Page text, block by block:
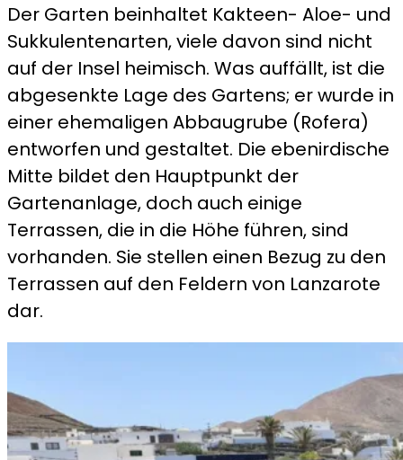
Der Garten beinhaltet Kakteen- Aloe- und
Sukkulentenarten, viele davon sind nicht
auf der Insel heimisch. Was auffällt, ist die
abgesenkte Lage des Gartens; er wurde in
einer ehemaligen Abbaugrube (Rofera)
entworfen und gestaltet. Die ebenirdische
Mitte bildet den Hauptpunkt der
Gartenanlage, doch auch einige
Terrassen, die in die Höhe führen, sind
vorhanden. Sie stellen einen Bezug zu den
Terrassen auf den Feldern von Lanzarote
dar.